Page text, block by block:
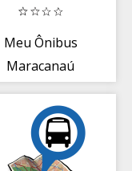
Meu Ônibus
Maracanaú